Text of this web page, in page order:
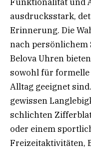
ausdrucksstark,
Erinnerung. Die
nach persönlichem
Belova Uhren
sowohl für
Alltag geeignet
gewissen
schlichten
oder einem
Freizeitaktivitäten,